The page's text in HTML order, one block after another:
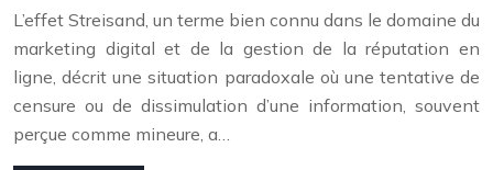
L’effet Streisand, un terme bien connu dans le domaine du
marketing digital et de la gestion de la réputation en
ligne, décrit une situation paradoxale où une tentative de
censure ou de dissimulation d’une information, souvent
perçue comme mineure, a…